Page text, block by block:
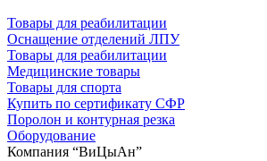
Товары для реабилитации
Оснащение отделений ЛПУ
Товары для реабилитации
Медицинские товары
Товары для спорта
Купить по сертификату СФР
Поролон и контурная резка
Оборудование
Компания “ВиЦыАн”